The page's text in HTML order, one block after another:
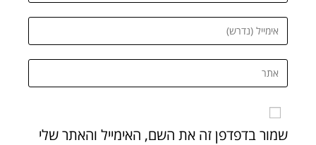
שמור בדפדפן זה את השם, האימייל והאתר שלי